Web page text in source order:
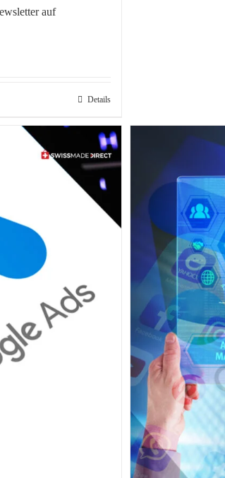
auf
Details